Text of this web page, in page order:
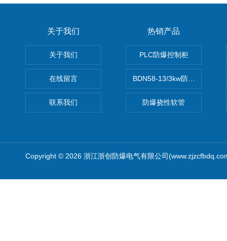
关于我们
关于我们
在线留言
联系我们
热销产品
PLC防爆控制柜
BDN58-13/3kw防爆电热油汀
防爆挠性软管
Copyright © 2026 浙江浙创防爆电气有限公司